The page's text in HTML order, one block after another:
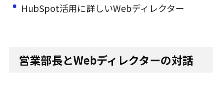
HubSpot活用に詳しいWebディレクター
営業部長とWebディレクターの対話